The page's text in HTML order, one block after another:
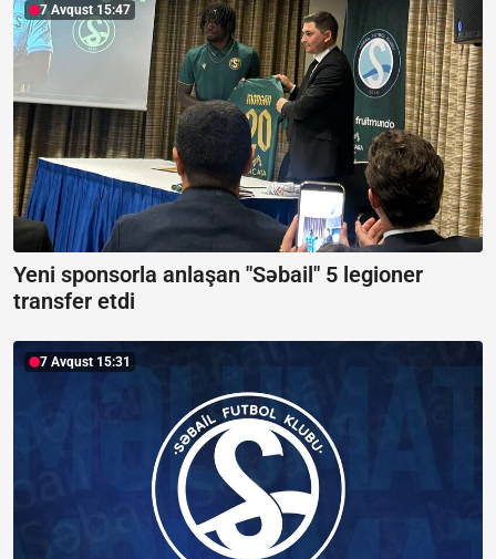
7 Avqust 15:47
Yeni sponsorla anlaşan "Səbail" 5 legioner
transfer etdi
7 Avqust 15:31